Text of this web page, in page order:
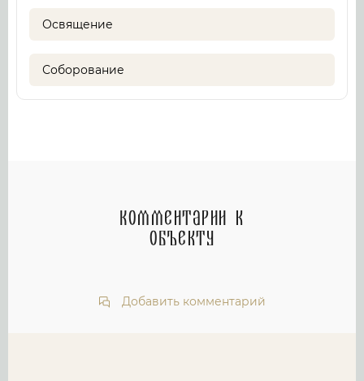
Освящение
Соборование
Комментарии к
объекту
Добавить комментарий